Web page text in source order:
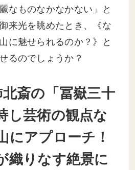
なものなかなかない」と
来光を眺めたとき、《な
に魅せられるのか？》と
るのでしょうか？
斎の「冨嶽三十
し芸術の観点な
にアプローチ！
織りなす絶景に